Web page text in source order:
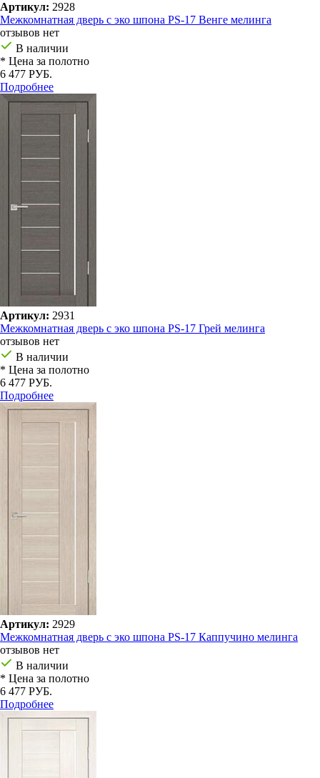
Артикул: 2928
Межкомнатная дверь с эко шпона PS-17 Венге мелинга
отзывов нет
В наличии
* Цена за полотно
6 477 РУБ.
Подробнее
Артикул: 2931
Межкомнатная дверь с эко шпона PS-17 Грей мелинга
отзывов нет
В наличии
* Цена за полотно
6 477 РУБ.
Подробнее
Артикул: 2929
Межкомнатная дверь с эко шпона PS-17 Каппучино мелинга
отзывов нет
В наличии
* Цена за полотно
6 477 РУБ.
Подробнее